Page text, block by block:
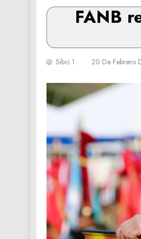
FANB
Sibci 1 20 De Febrero